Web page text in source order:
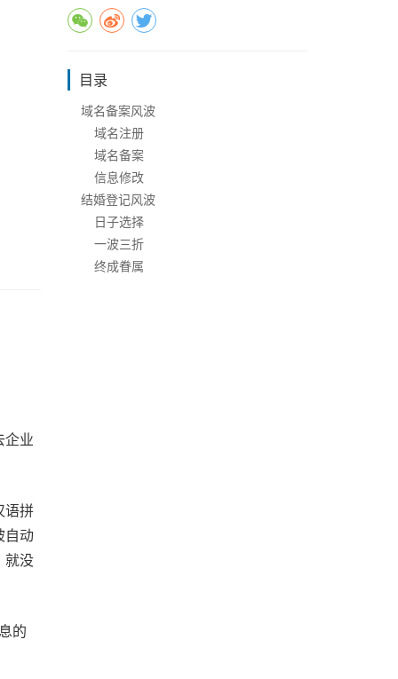
企业
语拼
自动
就没
的
目录
域名备案风波
域名注册
域名备案
信息修改
结婚登记风波
日子选择
一波三折
终成眷属